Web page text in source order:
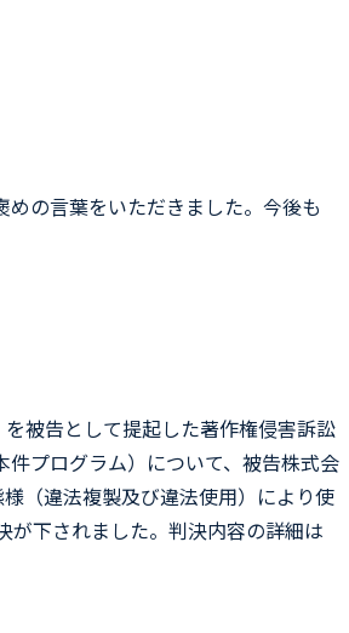
の言葉をいただきました。今後も
被告として提起した著作権侵害訴訟
プログラム）について、被告株式会
（違法複製及び違法使用）により使
が下されました。判決内容の詳細は